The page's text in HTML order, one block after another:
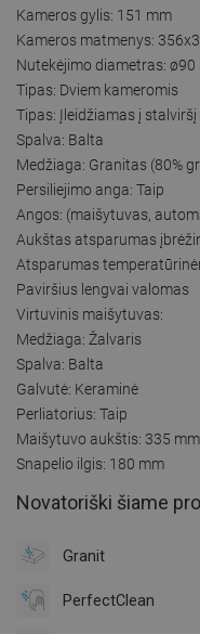
Kameros gylis: 151 mm
Kameros matmenys:
Nutekėjimo diametras: ø90
Tipas: Dviem kameromis
Tipas: Įleidžiamas į stalviršį
Spalva: Balta
Medžiaga: Granitas (80%
Persiliejimo anga: Taip
Angos: (maišytuvas,
Aukštas atsparumas
Atsparumas
Paviršius lengvai valomas
Virtuvinis maišytuvas:
Medžiaga: Žalvaris
Spalva: Balta
Galvutė: Keraminė
Perliatorius: Taip
Maišytuvo aukštis: 335 mm
Snapelio ilgis: 180 mm
Novatoriški šiame
Granit
PerfectClean